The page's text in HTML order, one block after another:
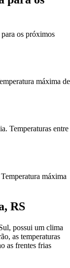
os próximos
máxima de
Temperaturas entre
máxima
RS
possui um clima
as temperaturas
as frentes frias